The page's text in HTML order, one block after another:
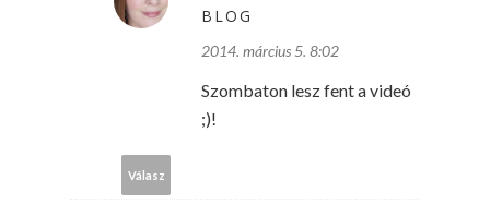
BLOG
2014. március 5. 8:02
Szombaton lesz fent a videó
;)!
Válasz